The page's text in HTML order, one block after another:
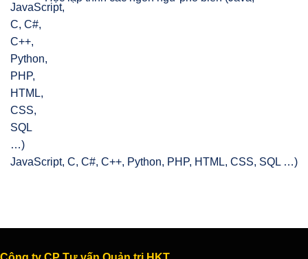
JavaScript, C, C#, C++, Python, PHP, HTML, CSS, SQL …)